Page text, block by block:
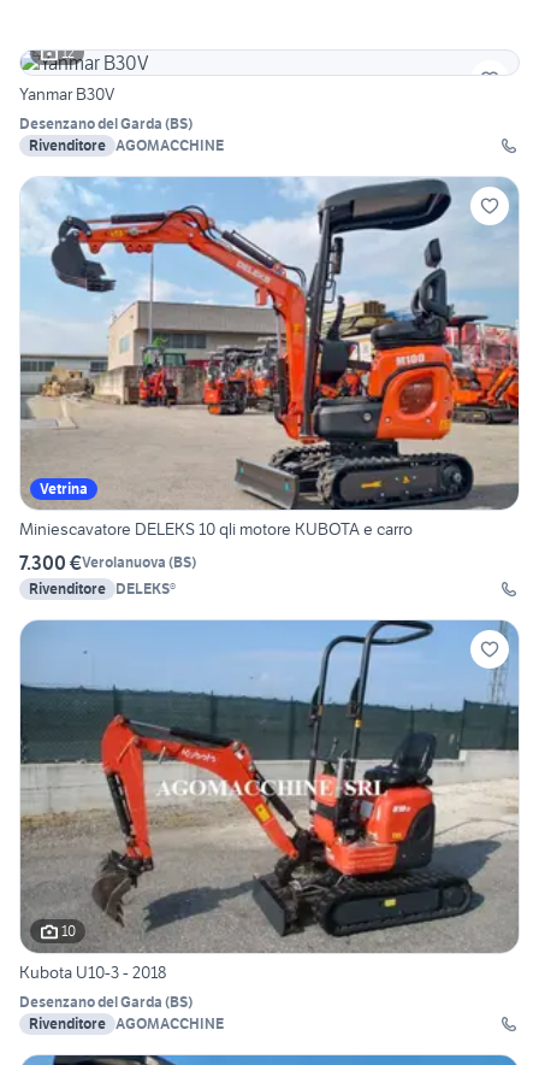
12
Yanmar B30V
Desenzano del Garda (BS)
Rivenditore AGOMACCHINE
Vetrina
Miniescavatore DELEKS 10 qli motore KUBOTA e carro
7.300 €Verolanuova (BS)
Rivenditore DELEKS®
10
Kubota U10-3 - 2018
Desenzano del Garda (BS)
Rivenditore AGOMACCHINE